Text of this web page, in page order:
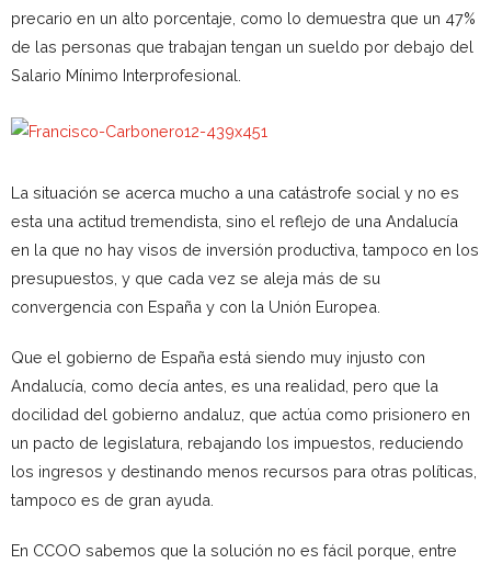
precario en un alto porcentaje, como lo demuestra que un 47%
de las personas que trabajan tengan un sueldo por debajo del
Salario Mínimo Interprofesional.
La situación se acerca mucho a una catástrofe social y no es
esta una actitud tremendista, sino el reflejo de una Andalucía
en la que no hay visos de inversión productiva, tampoco en los
presupuestos, y que cada vez se aleja más de su
convergencia con España y con la Unión Europea.
Que el gobierno de España está siendo muy injusto con
Andalucía, como decía antes, es una realidad, pero que la
docilidad del gobierno andaluz, que actúa como prisionero en
un pacto de legislatura, rebajando los impuestos, reduciendo
los ingresos y destinando menos recursos para otras políticas,
tampoco es de gran ayuda.
En CCOO sabemos que la solución no es fácil porque, entre